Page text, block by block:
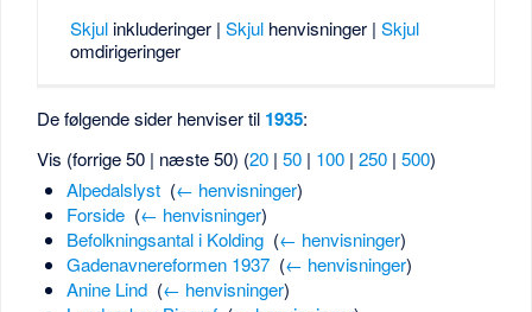
Skjulinkluderinger | Skjulhenvisninger | Skjul
omdirigeringer
De følgende sider henviser til 1935:
Vis (forrige 50 | næste 50) (20 |50 | 100 |250 |500)
Alpedalslyst‎ (← henvisninger)
Forside‎ (← henvisninger)
Befolkningsantal i Kolding‎ (← henvisninger)
Gadenavnereformen 1937‎ (← henvisninger)
Anine Lind‎ (← henvisninger)